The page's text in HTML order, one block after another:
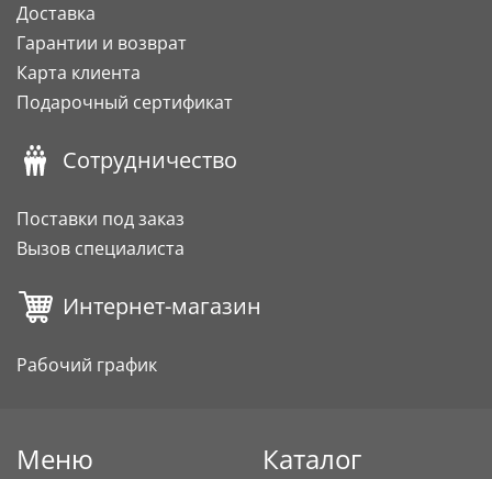
Доставка
Гарантии и возврат
Карта клиента
Подарочный сертификат
Сотрудничество
Поставки под заказ
Вызов специалиста
Интернет-магазин
Рабочий график
Меню Каталог